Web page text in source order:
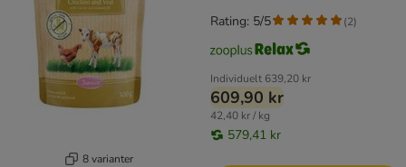
8 varianter
Individuelt 639,20 kr
609,90 kr
42,40 kr / kg
579,41 kr
Rating: 5/5 (2)